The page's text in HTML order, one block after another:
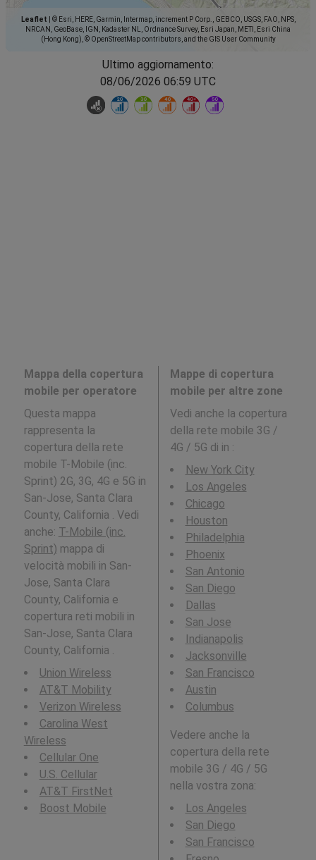
Leaflet
© Esri, HERE, Garmin, Intermap, increment P Corp., GEBCO, USGS, FAO, NPS,
NRCAN, GeoBase, IGN, Kadaster NL, Ordnance Survey, Esri Japan, METI, Esri China
(Hong Kong), © OpenStreetMap contributors, and the GIS User Community
Ultimo aggiornamento:
08/06/2026 06:59 UTC
Mappa della copertura
mobile per operatore
Questa mappa
rappresenta la
copertura della rete
mobile T-Mobile (inc.
Sprint) 2G, 3G, 4G e 5G in
San-Jose, Santa Clara
County, California . Vedi
anche: T-Mobile (inc.
Sprint) mappa di
velocità mobili in San-
Jose, Santa Clara
County, California e
copertura reti mobili in
San-Jose, Santa Clara
County, California .
Union Wireless
AT&T Mobility
Verizon Wireless
Carolina West
Wireless
Cellular One
U.S. Cellular
AT&T FirstNet
Boost Mobile
Mappe di copertura
mobile per altre zone
Vedi anche la copertura
della rete mobile 3G /
4G / 5G di in :
New York City
Los Angeles
Chicago
Houston
Philadelphia
Phoenix
San Antonio
San Diego
Dallas
San Jose
Indianapolis
Jacksonville
San Francisco
Austin
Columbus
Vedere anche la
copertura della rete
mobile 3G / 4G / 5G
nella vostra zona:
Los Angeles
San Diego
San Francisco